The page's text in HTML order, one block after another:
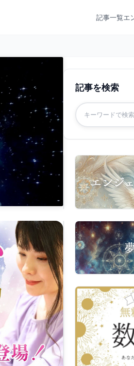
記事一覧エ
記事を検索